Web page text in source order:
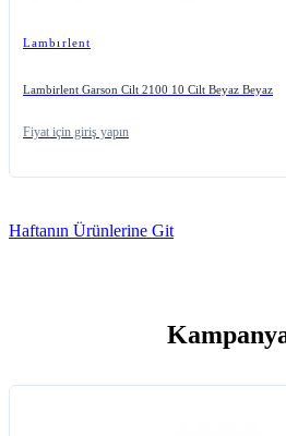
Lambırlent
Lambirlent Garson Cilt 2100 10 Cilt Beyaz Beyaz
Fiyat için giriş yapın
Haftanın Ürünlerine Git